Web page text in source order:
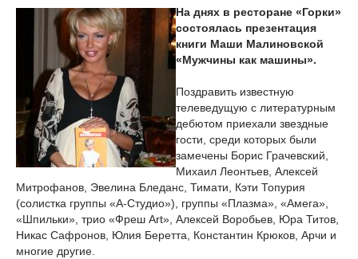
На днях в ресторане «Горки»
состоялась презентация
книги Маши Малиновской
«Мужчины как машины».
Поздравить известную
телеведущую с литературным
дебютом приехали звездные
гости, среди которых были
замечены Борис Грачевский,
Михаил Леонтьев, Алексей
Митрофанов, Эвелина Бледанс, Тимати, Кэти Топурия
(солистка группы «А-Студио»), группы «Плазма», «Амега»,
«Шпильки», трио «Фреш Art», Алексей Воробьев, Юра Титов,
Никас Сафронов, Юлия Беретта, Константин Крюков, Арчи и
многие другие.